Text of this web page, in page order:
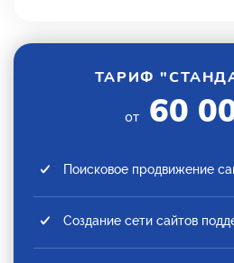
ТАРИФ
от 60
Поисковое продвижение
Создание сети сайтов